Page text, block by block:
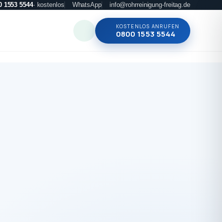
1553 5544· kostenlos WhatsApp info@rohrreinigung-freitag.de
KOSTENLOS ANRUFEN
0800 1553 5544